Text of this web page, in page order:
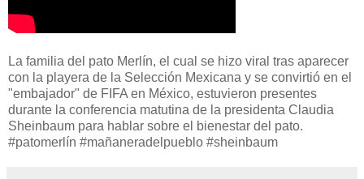
La familia del pato Merlín, el cual se hizo viral tras aparecer
con la playera de la Selección Mexicana y se convirtió en el
"embajador" de FIFA en México, estuvieron presentes
durante la conferencia matutina de la presidenta Claudia
Sheinbaum para hablar sobre el bienestar del pato.
#patomerlín #mañaneradelpueblo #sheinbaum